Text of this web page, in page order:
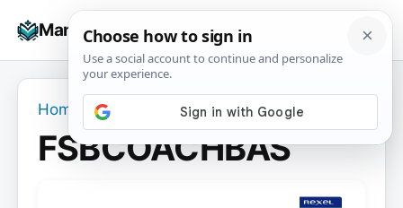
Manuals+
☰
Home FSBCOACHBAS
FSBCOACHBAS